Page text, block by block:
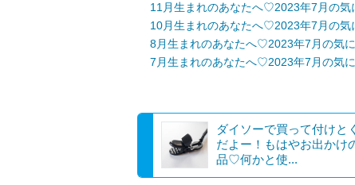
11月生まれのあなたへ♡2023年7月の気
10月生まれのあなたへ♡2023年7月の気
8月生まれのあなたへ♡2023年7月の気
7月生まれのあなたへ♡2023年7月の気
ダイソーで買って付けと
だよー！もはやお出かけ
品♡何かと使...